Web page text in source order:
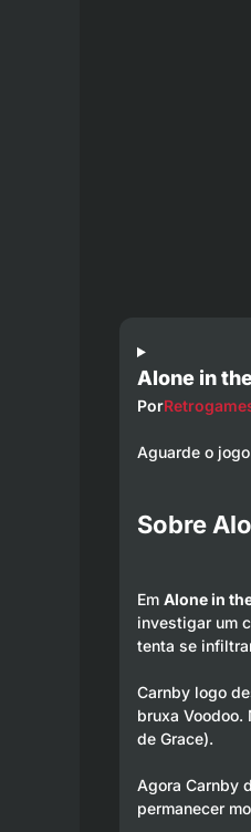
Alone in
Por
Aguarde o
Sobre
Em Alone in
investigar um
tenta se
Carnby logo
bruxa
de Grace).
Agora Carnby
permanecer